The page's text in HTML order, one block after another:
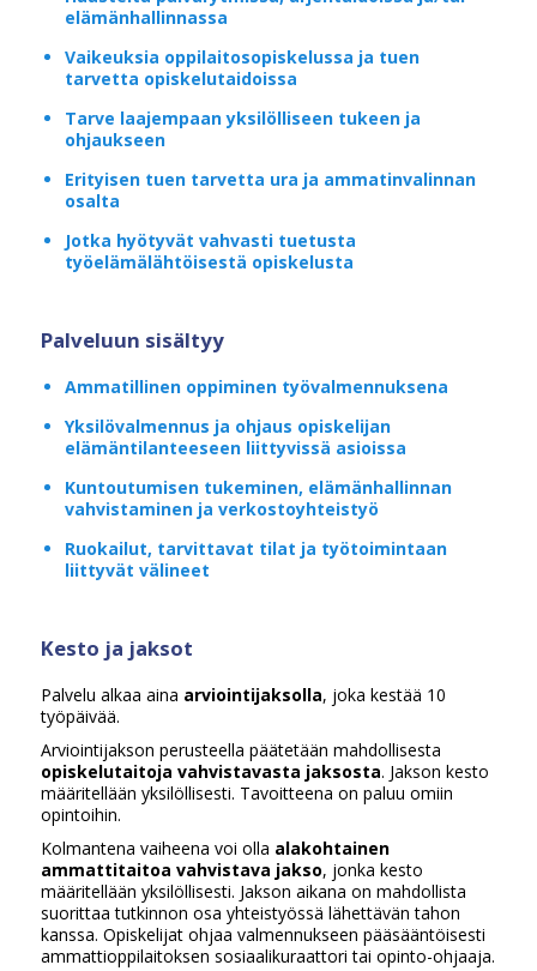
elämänhallinnassa
Vaikeuksia oppilaitosopiskelussa ja tuen
tarvetta opiskelutaidoissa
Tarve laajempaan yksilölliseen tukeen ja
ohjaukseen
Erityisen tuen tarvetta ura ja ammatinvalinnan
osalta
Jotka hyötyvät vahvasti tuetusta
työelämälähtöisestä opiskelusta
Palveluun sisältyy
Ammatillinen oppiminen työvalmennuksena
Yksilövalmennus ja ohjaus opiskelijan
elämäntilanteeseen liittyvissä asioissa
Kuntoutumisen tukeminen, elämänhallinnan
vahvistaminen ja verkostoyhteistyö
Ruokailut, tarvittavat tilat ja työtoimintaan
liittyvät välineet
Kesto ja jaksot
Palvelu alkaa aina arviointijaksolla, joka kestää 10
työpäivää.
Arviointijakson perusteella päätetään mahdollisesta
opiskelutaitoja vahvistavasta jaksosta. Jakson kesto
määritellään yksilöllisesti. Tavoitteena on paluu omiin
opintoihin.
Kolmantena vaiheena voi olla alakohtainen
ammattitaitoa vahvistava jakso, jonka kesto
määritellään yksilöllisesti. Jakson aikana on mahdollista
suorittaa tutkinnon osa yhteistyössä lähettävän tahon
kanssa. Opiskelijat ohjaa valmennukseen pääsääntöisesti
ammattioppilaitoksen sosiaalikuraattori tai opinto-ohjaaja.